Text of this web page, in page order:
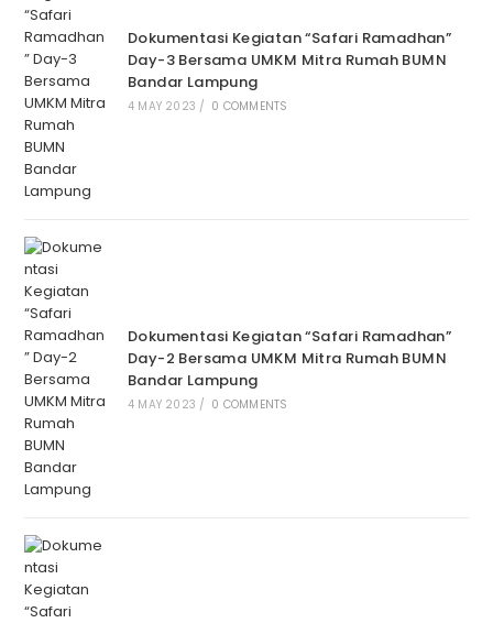
Dokumentasi Kegiatan “Safari Ramadhan”
Day-3 Bersama UMKM Mitra Rumah BUMN
Bandar Lampung
4 MAY 2023 / 0 COMMENTS
Dokumentasi Kegiatan “Safari Ramadhan”
Day-2 Bersama UMKM Mitra Rumah BUMN
Bandar Lampung
4 MAY 2023 / 0 COMMENTS